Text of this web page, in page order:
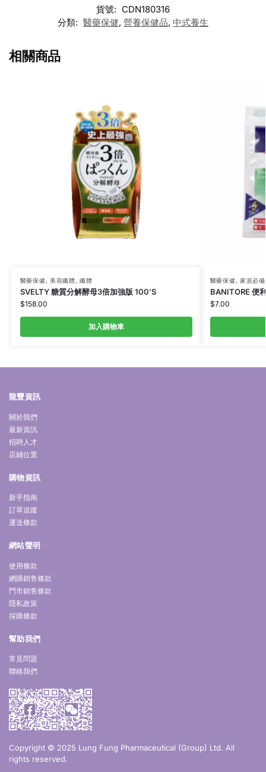
貨號: CDN180316
分類: 醫藥保健, 營養保健品, 中式養生
相關商品
醫藥保健, 美容纖體,纖體
SVELTY 糖質分解酵母3倍加強版 100’S
$158.00
加入購物車
醫藥保健, 家居必備
BANITORE 便
$7.00
龍豐資訊
關於我們
最新資訊
招聘人才
店鋪位置
購物資訊
新手指南
訂單追蹤
運送條款
網站聲明
使用條款
網購銷售條款
門市銷售條款
隱私政策
採購條款
幫助我們
常見問題
聯絡我們
Copyright © 2025 Lung Fung Pharmaceutical (Group) Ltd. All
rights reserved.